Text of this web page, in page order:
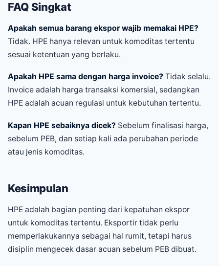
FAQ Singkat
Apakah semua barang ekspor wajib memakai HPE?
Tidak. HPE hanya relevan untuk komoditas tertentu
sesuai ketentuan yang berlaku.
Apakah HPE sama dengan harga invoice? Tidak selalu.
Invoice adalah harga transaksi komersial, sedangkan
HPE adalah acuan regulasi untuk kebutuhan tertentu.
Kapan HPE sebaiknya dicek? Sebelum finalisasi harga,
sebelum PEB, dan setiap kali ada perubahan periode
atau jenis komoditas.
Kesimpulan
HPE adalah bagian penting dari kepatuhan ekspor
untuk komoditas tertentu. Eksportir tidak perlu
memperlakukannya sebagai hal rumit, tetapi harus
disiplin mengecek dasar acuan sebelum PEB dibuat.